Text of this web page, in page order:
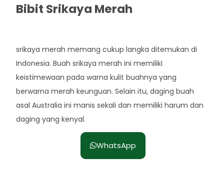
Bibit Srikaya Merah
srikaya merah memang cukup langka ditemukan di
Indonesia. Buah srikaya merah ini memiliki
keistimewaan pada warna kulit buahnya yang
berwarna merah keunguan. Selain itu, daging buah
asal Australia ini manis sekali dan memiliki harum dan
daging yang kenyal.
WhatsApp